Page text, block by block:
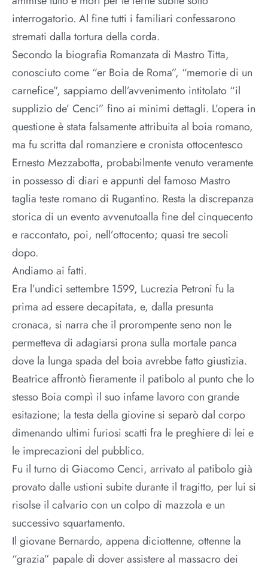
interrogatorio. Al fine tutti i familiari confessarono
stremati dalla tortura della corda.
Secondo la biografia Romanzata di Mastro Titta,
conosciuto come “er Boia de Roma”, “memorie di un
carnefice”, sappiamo dell’avvenimento intitolato “il
supplizio de’ Cenci” fino ai minimi dettagli. L’opera in
questione è stata falsamente attribuita al boia romano,
ma fu scritta dal romanziere e cronista ottocentesco
Ernesto Mezzabotta, probabilmente venuto veramente
in possesso di diari e appunti del famoso Mastro
taglia teste romano di Rugantino. Resta la discrepanza
storica di un evento avvenutoalla fine del cinquecento
e raccontato, poi, nell’ottocento; quasi tre secoli
dopo.
Andiamo ai fatti.
Era l’undici settembre 1599, Lucrezia Petroni fu la
prima ad essere decapitata, e, dalla presunta
cronaca, si narra che il prorompente seno non le
permetteva di adagiarsi prona sulla mortale panca
dove la lunga spada del boia avrebbe fatto giustizia.
Beatrice affrontò fieramente il patibolo al punto che lo
stesso Boia compì il suo infame lavoro con grande
esitazione; la testa della giovine si separò dal corpo
dimenando ultimi furiosi scatti fra le preghiere di lei e
le imprecazioni del pubblico.
Fu il turno di Giacomo Cenci, arrivato al patibolo già
provato dalle ustioni subite durante il tragitto, per lui si
risolse il calvario con un colpo di mazzola e un
successivo squartamento.
Il giovane Bernardo, appena diciottenne, ottenne la
“grazia” papale di dover assistere al massacro dei